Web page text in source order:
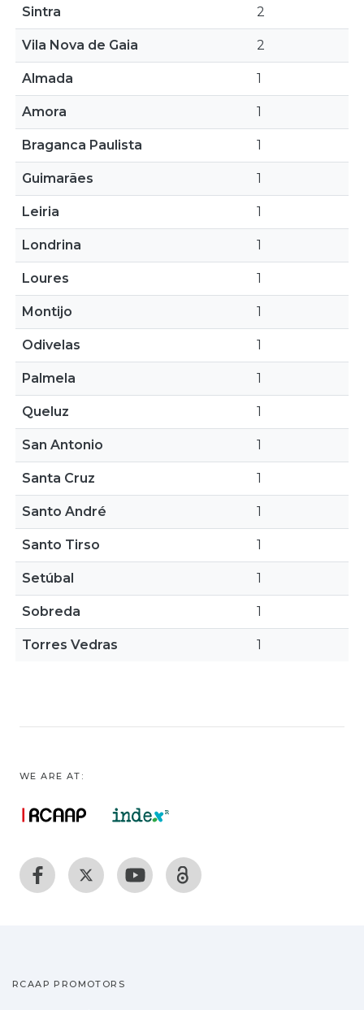
Sintra 2
Vila Nova de Gaia 2
Almada 1
Amora 1
Braganca Paulista 1
Guimarães 1
Leiria 1
Londrina 1
Loures 1
Montijo 1
Odivelas 1
Palmela 1
Queluz 1
San Antonio 1
Santa Cruz 1
Santo André 1
Santo Tirso 1
Setúbal 1
Sobreda 1
Torres Vedras 1
WE ARE AT:
RCAAP PROMOTORS